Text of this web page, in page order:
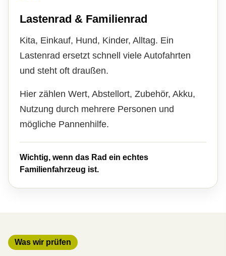
Lastenrad & Familienrad
Kita, Einkauf, Hund, Kinder, Alltag. Ein
Lastenrad ersetzt schnell viele Autofahrten
und steht oft draußen.
Hier zählen Wert, Abstellort, Zubehör, Akku,
Nutzung durch mehrere Per­sonen und
mögliche Pannenhilfe.
Wichtig, wenn das Rad ein echtes
Familienfahrzeug ist.
Was wir prüfen